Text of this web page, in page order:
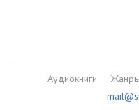
Аудиокниги Жанры